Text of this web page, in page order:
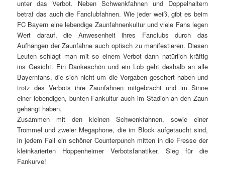
unter das Verbot. Neben Schwenkfahnen und Doppelhaltern
betraf das auch die Fanclubfahnen. Wie jeder weiß, gibt es beim
FC Bayern eine lebendige Zaunfahnenkultur und viele Fans legen
Wert darauf, die Anwesenheit ihres Fanclubs durch das
Aufhängen der Zaunfahne auch optisch zu manifestieren. Diesen
Leuten schlägt man mit so einem Verbot dann natürlich kräftig
ins Gesicht. Ein Dankeschön und ein Lob geht deshalb an alle
Bayernfans, die sich nicht um die Vorgaben geschert haben und
trotz des Verbots ihre Zaunfahnen mitgebracht und im Sinne
einer lebendigen, bunten Fankultur auch im Stadion an den Zaun
gehängt haben.
Zusammen mit den kleinen Schwenkfahnen, sowie einer
Trommel und zweier Megaphone, die im Block aufgetaucht sind,
in jedem Fall ein schöner Counterpunch mitten in die Fresse der
kleinkarierten Hoppenheimer Verbotsfanatiker. Sieg für die
Fankurve!